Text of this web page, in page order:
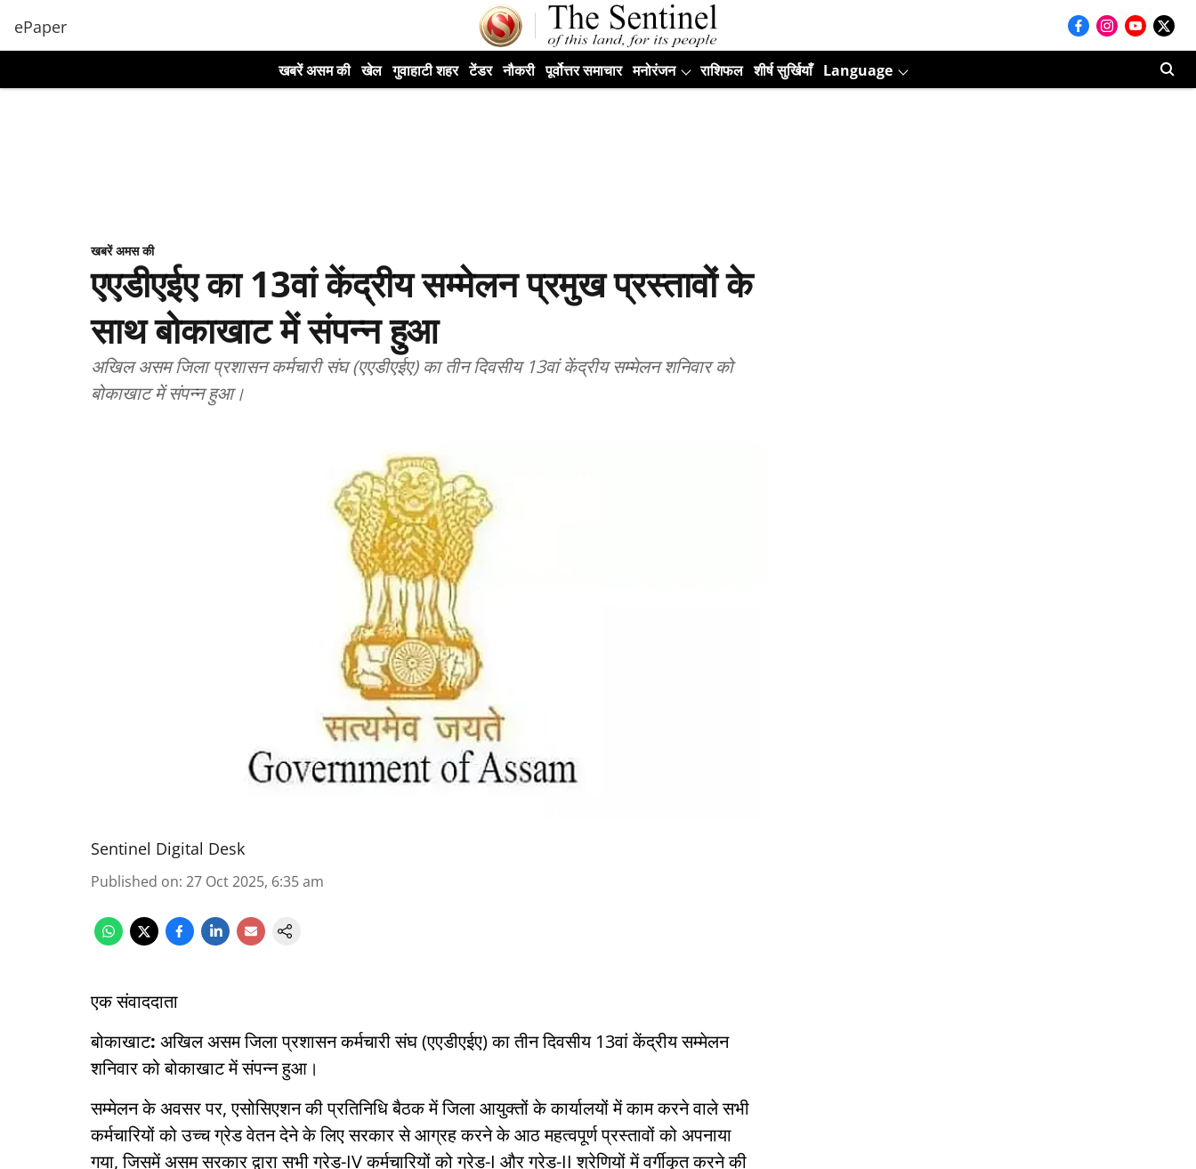
ePaper
खबरें असम की खेल गुवाहाटी शहर टेंडर नौकरी पूर्वोत्तर समाचार मनोरंजन राशिफल शीर्ष सुर्खियाँ Language
खबरें अमस की
एएडीएईए का 13वां केंद्रीय सम्मेलन प्रमुख प्रस्तावों के
साथ बोकाखाट में संपन्न हुआ
अखिल असम जिला प्रशासन कर्मचारी संघ (एएडीएईए) का तीन दिवसीय 13वां केंद्रीय सम्मेलन शनिवार को
बोकाखाट में संपन्न हुआ।
Sentinel Digital Desk
Published on: 27 Oct 2025, 6:35 am
एक संवाददाता
बोकाखाट: अखिल असम जिला प्रशासन कर्मचारी संघ (एएडीएईए) का तीन दिवसीय 13वां केंद्रीय सम्मेलन
शनिवार को बोकाखाट में संपन्न हुआ।
सम्मेलन के अवसर पर, एसोसिएशन की प्रतिनिधि बैठक में जिला आयुक्तों के कार्यालयों में काम करने वाले सभी
कर्मचारियों को उच्च ग्रेड वेतन देने के लिए सरकार से आग्रह करने के आठ महत्वपूर्ण प्रस्तावों को अपनाया
गया, जिसमें असमसरकार द्वारा सभी ग्रेड-IV कर्मचारियों को ग्रेड-I और ग्रेड-II श्रेणियों में वर्गीकृत करने की